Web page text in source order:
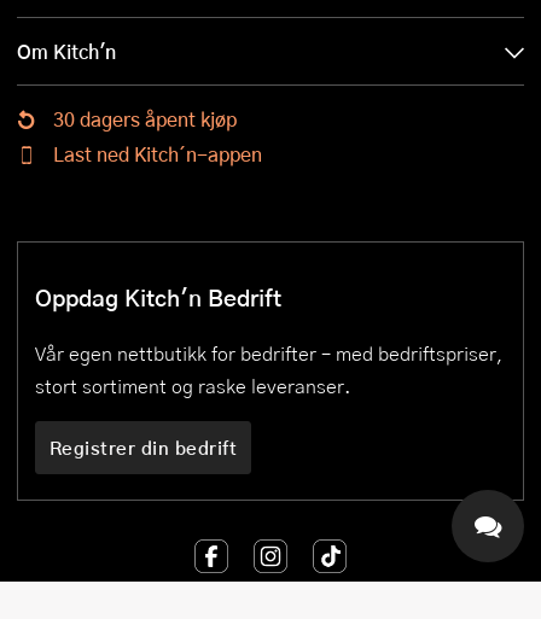
Om Kitch'n
30 dagers åpent kjøp
Last ned Kitch´n-appen
Oppdag Kitch'n Bedrift
Vår egen nettbutikk for bedrifter – med bedriftspriser,
stort sortiment og raske leveranser.
Registrer din bedrift